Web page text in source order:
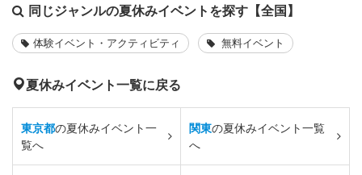
同じジャンルの夏休みイベントを探す【全国】
体験イベント・アクティビティ 無料イベント
夏休みイベント一覧に戻る
東京都の夏休みイベント一
覧へ
関東の夏休みイベント一覧
へ